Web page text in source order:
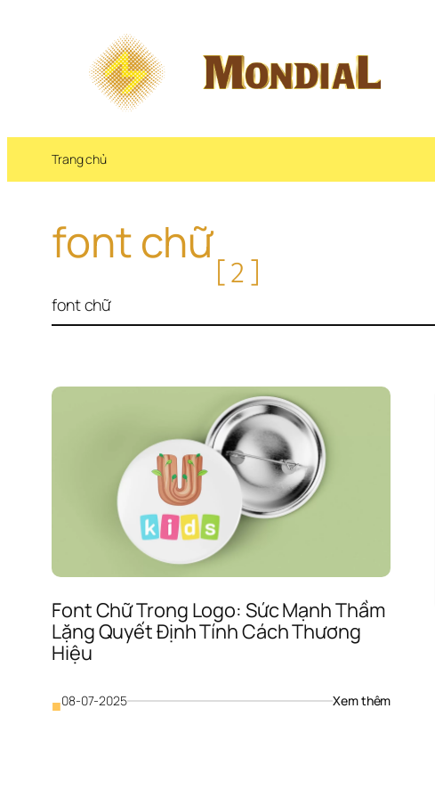
Trang chủ
font chữ
[2]
font chữ
Font Chữ Trong Logo: Sức Mạnh Thầm
Lặng Quyết Định Tính Cách Thương
Hiệu
■08-07-2025 Xem thêm: